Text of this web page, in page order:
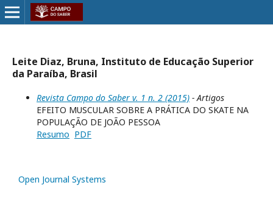
Leite Diaz, Bruna, Instituto de Educação Superior
da Paraíba, Brasil
Revista Campo do Saber v. 1 n. 2 (2015) - Artigos
EFEITO MUSCULAR SOBRE A PRÁTICA DO SKATE NA
POPULAÇÃO DE JOÃO PESSOA
Resumo PDF
Open Journal Systems